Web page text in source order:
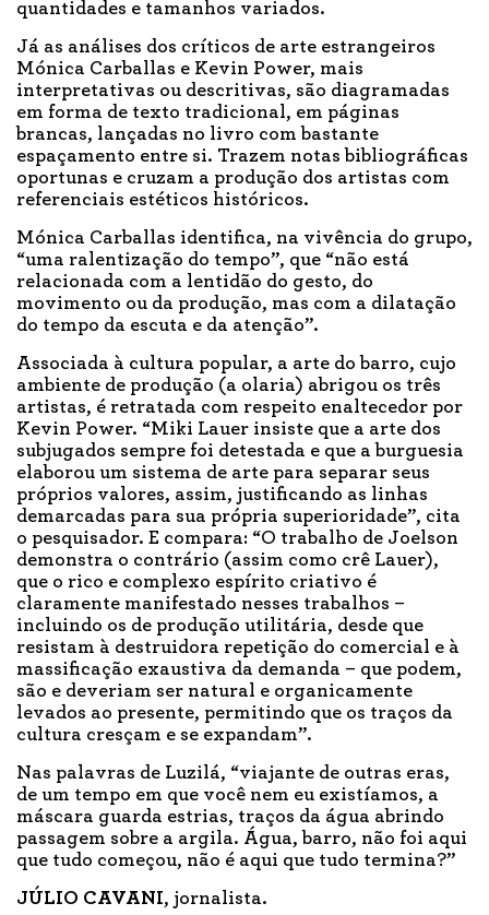
quantidades e tamanhos variados.
Já as análises dos críticos de arte estrangeiros
Mónica Carballas e Kevin Power, mais
interpretativas ou descritivas, são diagramadas
em forma de texto tradicional, em páginas
brancas, lançadas no livro com bastante
espaçamento entre si. Trazem notas bibliográficas
oportunas e cruzam a produção dos artistas com
referenciais estéticos históricos.
Mónica Carballas identifica, na vivência do grupo,
“uma ralentização do tempo”, que “não está
relacionada com a lentidão do gesto, do
movimento ou da produção, mas com a dilatação
do tempo da escuta e da atenção”.
Associada à cultura popular, a arte do barro, cujo
ambiente de produção (a olaria) abrigou os três
artistas, é retratada com respeito enaltecedor por
Kevin Power. “Miki Lauer insiste que a arte dos
subjugados sempre foi detestada e que a burguesia
elaborou um sistema de arte para separar seus
próprios valores, assim, justificando as linhas
demarcadas para sua própria superioridade”, cita
o pesquisador. E compara: “O trabalho de Joelson
demonstra o contrário (assim como crê Lauer),
que o rico e complexo espírito criativo é
claramente manifestado nesses trabalhos –
incluindo os de produção utilitária, desde que
resistam à destruidora repetição do comercial e à
massificação exaustiva da demanda – que podem,
são e deveriam ser natural e organicamente
levados ao presente, permitindo que os traços da
cultura cresçam e se expandam”.
Nas palavras de Luzilá, “viajante de outras eras,
de um tempo em que você nem eu existíamos, a
máscara guarda estrias, traços da água abrindo
passagem sobre a argila. Água, barro, não foi aqui
que tudo começou, não é aqui que tudo termina?”
JÚLIO CAVANI, jornalista.